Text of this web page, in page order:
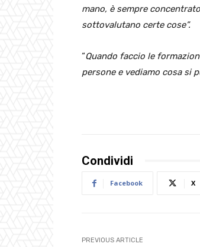
mano, è sempre
sottovalutano certe cose”.
“Quando faccio le
persone e vediamo cosa si
Condividi
Facebook X
PREVIOUS ARTICLE